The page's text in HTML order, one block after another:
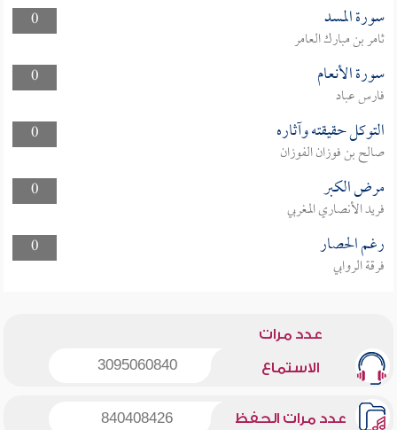
0 سورة المسد
ثامر بن مبارك العامر
0
سورة الأنعام
فارس عباد
0
التوكل حقيقته وآثاره
صالح بن فوزان الفوزان
0
مرض الكبر
فريد الأنصاري المغربي
0
رغم الحصار
فرقة الروابي
عدد مرات
الاستماع 3095060840
عدد مرات الحفظ 840408426